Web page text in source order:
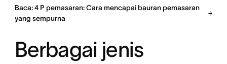
Baca: 4 P pemasaran: Cara mencapai bauran pemasaran
yang sempurna
Berbagai jenis